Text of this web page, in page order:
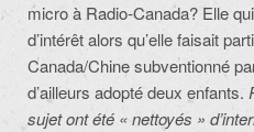
micro à Radio-Canada? Elle
d’intérêt alors qu’elle faisait
Canada/Chine subventionné
d’ailleurs adopté deux enfants.
sujet ont été « nettoyés »